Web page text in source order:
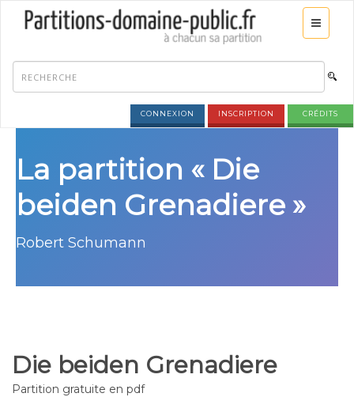
CONNEXION INSCRIPTION CRÉDITS
La partition « Die
beiden Grenadiere »
Robert Schumann
Die beiden Grenadiere
Partition gratuite en pdf